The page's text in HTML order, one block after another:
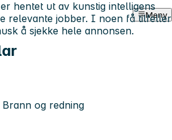
Meny
og redning
hentet ut av kunstig intelligens
relevante jobber. I noen få tilfeller
å sjekke hele annonsen.